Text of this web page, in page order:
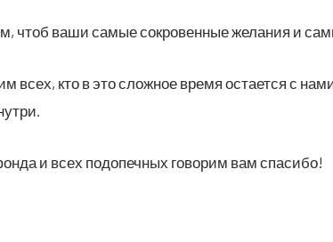
чтоб ваши самые сокро­вен­ные жела­ния и
всех, кто в это слож­ное вре­мя оста­ет­ся с
и всех под­опеч­ных гово­рим вам спасибо!